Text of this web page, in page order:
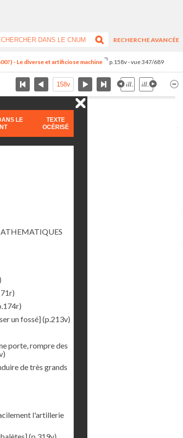
RECHERCHE AVANCÉE
- Le diverse et artificiose machine p.158v - vue 347/689
LE
TEXTE
OCÉRISÉ
un fossé](p.213v)
porte, rompre des
de très grands
l'artillerie